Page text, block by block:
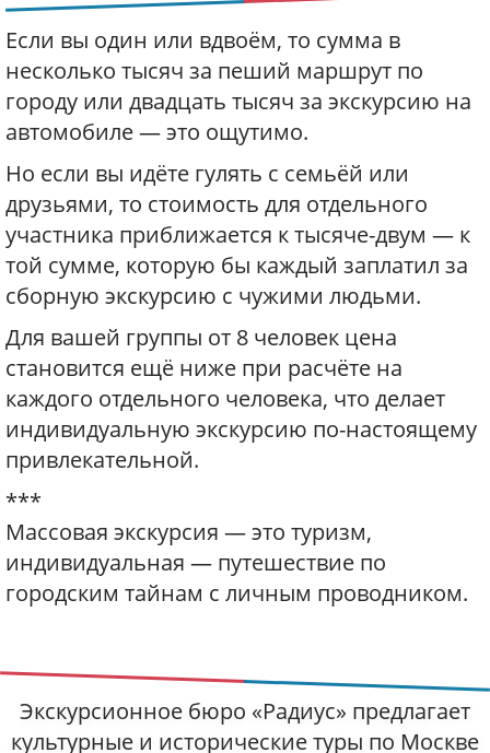
Если вы один или вдвоём, то сумма в
несколько тысяч за пеший маршрут по
городу или двадцать тысяч за экскурсию на
автомобиле — это ощутимо.
Но если вы идёте гулять с семьёй или
друзьями, то стоимость для отдельного
участника приближается к тысяче-двум — к
той сумме, которую бы каждый заплатил за
сборную экскурсию с чужими людьми.
Для вашей группы от 8 человек цена
становится ещё ниже при расчёте на
каждого отдельного человека, что делает
индивидуальную экскурсию по-настоящему
привлекательной.
***
Массовая экскурсия — это туризм,
индивидуальная — путешествие по
городским тайнам с личным проводником.
Экскурсионное бюро «Радиус» предлагает
культурные и исторические туры по Москве